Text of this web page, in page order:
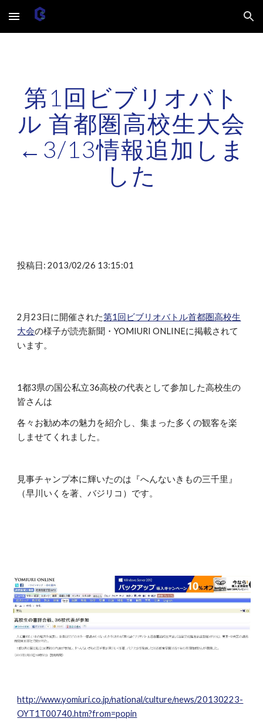
Skip to main content Skip to navigation
第1回ビブリオバト
ル 首都圏高校生大会
←3/13情報追加しま
した
投稿日: 2013/02/26 13:15:01
2月23日に開催された第1回ビブリオバトル首都圏高校生
大会の様子が読売新聞・YOMIURI ONLINEに掲載されて
います。
1都3県の国公私立36高校の代表として参加した高校生の
皆さんは
各々お勧め本の魅力を紹介し、集まった多くの観客を楽
しませてくれました。
見事チャンプ本に輝いたのは『へんないきもの三千里』
（早川いくを著、バジリコ）です。
http://www.yomiuri.co.jp/national/culture/news/20130223-
OYT1T00740.htm?from=popin